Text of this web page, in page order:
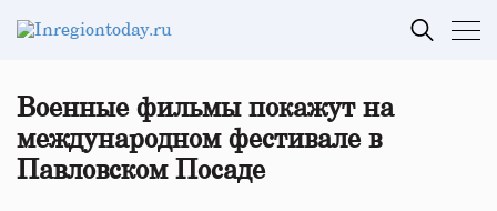
Военные фильмы покажут на
международном фестивале в
Павловском Посаде